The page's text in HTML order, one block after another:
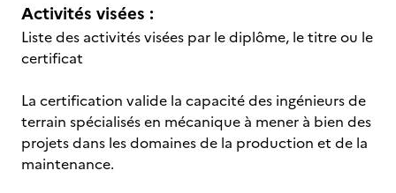
Activités visées :
Liste des activités visées par le diplôme, le titre ou le
certificat
La certification valide la capacité des ingénieurs de
terrain spécialisés en mécanique à mener à bien des
projets dans les domaines de la production et de la
maintenance.